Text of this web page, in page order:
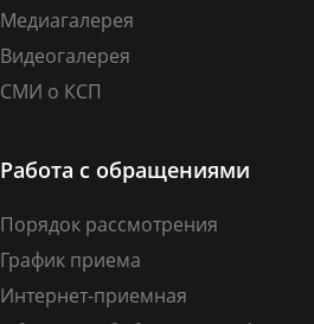
Медиагалерея
Видеогалерея
СМИ о КСП
Работа с обращениями
Порядок рассмотрения
График приема
Интернет-приемная